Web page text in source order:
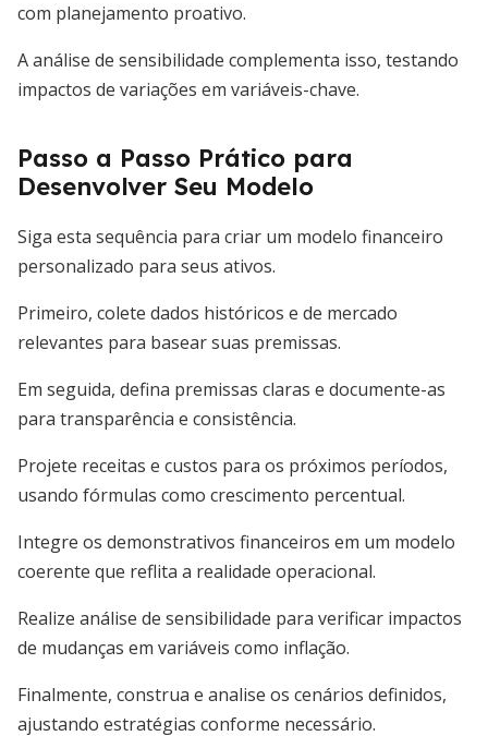
com planejamento proativo.
A análise de sensibilidade complementa isso, testando
impactos de variações em variáveis-chave.
Passo a Passo Prático para
Desenvolver Seu Modelo
Siga esta sequência para criar um modelo financeiro
personalizado para seus ativos.
Primeiro, colete dados históricos e de mercado
relevantes para basear suas premissas.
Em seguida, defina premissas claras e documente-as
para transparência e consistência.
Projete receitas e custos para os próximos períodos,
usando fórmulas como crescimento percentual.
Integre os demonstrativos financeiros em um modelo
coerente que reflita a realidade operacional.
Realize análise de sensibilidade para verificar impactos
de mudanças em variáveis como inflação.
Finalmente, construa e analise os cenários definidos,
ajustando estratégias conforme necessário.